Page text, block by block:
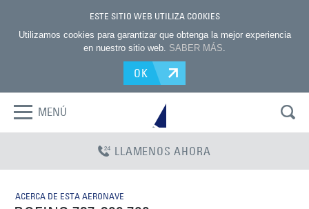
ESTE SITIO WEB UTILIZA COOKIES
Utilizamos cookies para garantizar que obtenga la mejor experiencia
en nuestro sitio web. SABER MÁS.
OK
MENÚ
LLAMENOS AHORA
ACERCA DE ESTA AERONAVE